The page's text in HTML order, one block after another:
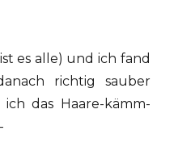
es alle) und ich fand
richtig sauber
das Haare-kämm-